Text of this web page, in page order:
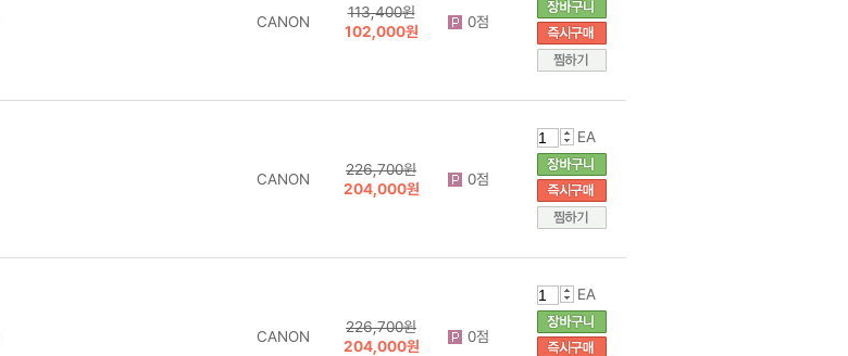
CANON
113,400원
102,000원
0점
CANON
226,700원
204,000원
0점
EA
CANON
226,700원
204,000원
0점
EA